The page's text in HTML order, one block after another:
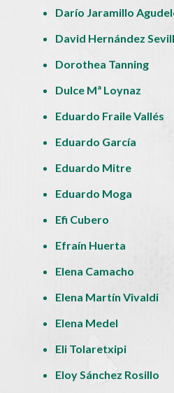
Darío Jaramillo
David Hernández
Dorothea Tanning
Dulce Mª Loynaz
Eduardo Fraile Vallés
Eduardo García
Eduardo Mitre
Eduardo Moga
Efi Cubero
Efraín Huerta
Elena Camacho
Elena Martín Vivaldi
Elena Medel
Eli Tolaretxipi
Eloy Sánchez Rosillo